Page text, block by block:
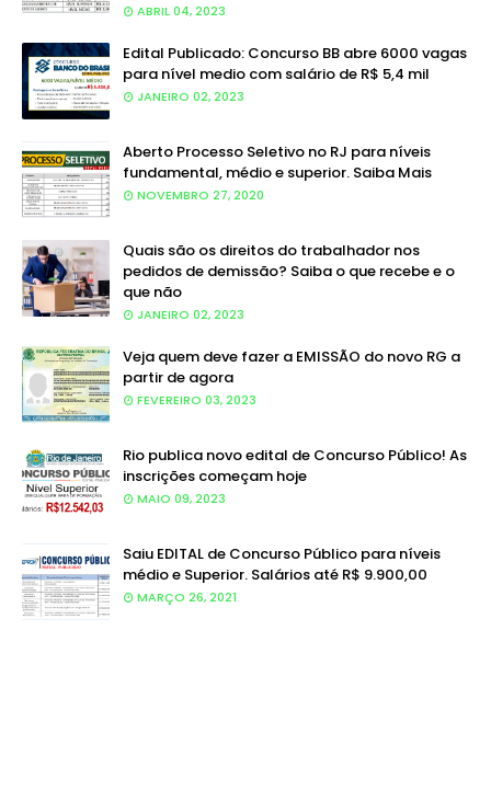
ABRIL 04, 2023
Edital Publicado: Concurso BB abre 6000 vagas
para nível medio com salário de R$ 5,4 mil
JANEIRO 02, 2023
Aberto Processo Seletivo no RJ para níveis
fundamental, médio e superior. Saiba Mais
NOVEMBRO 27, 2020
Quais são os direitos do trabalhador nos
pedidos de demissão? Saiba o que recebe e o
que não
JANEIRO 02, 2023
Veja quem deve fazer a EMISSÃO do novo RG a
partir de agora
FEVEREIRO 03, 2023
Rio publica novo edital de Concurso Público! As
inscrições começam hoje
MAIO 09, 2023
Saiu EDITAL de Concurso Público para níveis
médio e Superior. Salários até R$ 9.900,00
MARÇO 26, 2021